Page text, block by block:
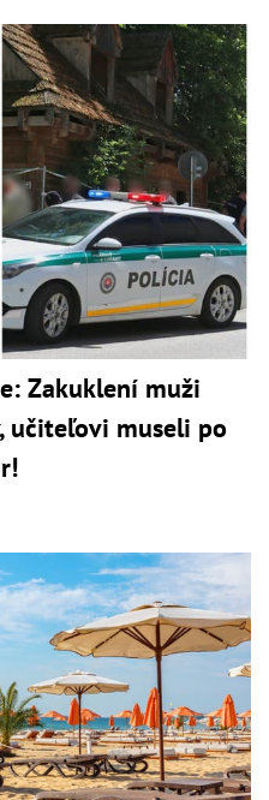
Zakuklení muži
učiteľovi museli po